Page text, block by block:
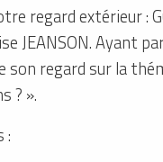
regard extérieur :
JEANSON. Ayant
son regard sur la
? ».
: